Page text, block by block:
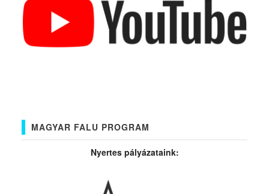
MAGYAR FALU PROGRAM
Nyertes pályázataink: